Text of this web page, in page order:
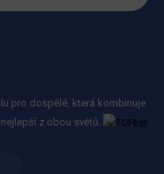
pro dospělé, která kombinuje
z obou světů.